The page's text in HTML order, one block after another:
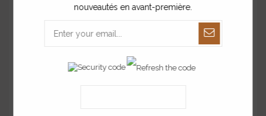
Après avoir enregistré votre personnalisation, n'oubliez pas
d'ajouter le produit au panier.
nouveautés en avant-première.